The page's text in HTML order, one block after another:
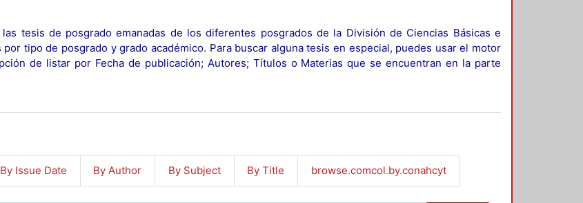
tesis de posgrado emanadas de los diferentes posgrados de la División de Ciencias Básicas e
tipo de posgrado y grado académico. Para buscar alguna tesis en especial, puedes usar el motor
de listar por Fecha de publicación; Autores; Títulos o Materias que se encuentran en la parte
By Issue Date By Author By Subject By Title browse.comcol.by.conahcyt